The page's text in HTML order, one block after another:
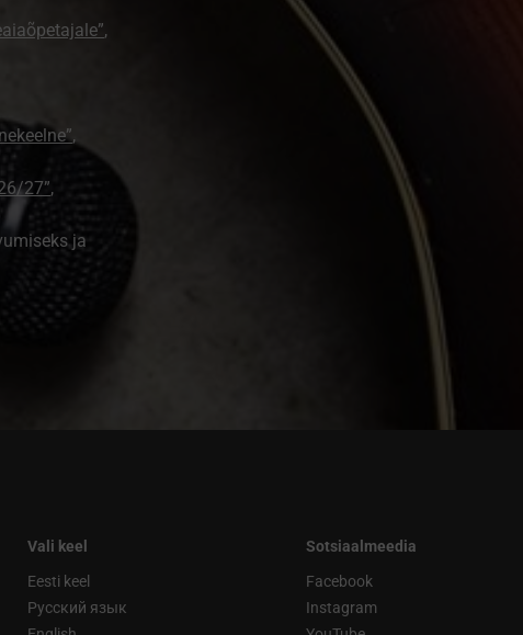
,
,
27”,
ja
Vali keel
Eesti keel
Русский язык
Sotsiaalmeedia
Facebook
Instagram